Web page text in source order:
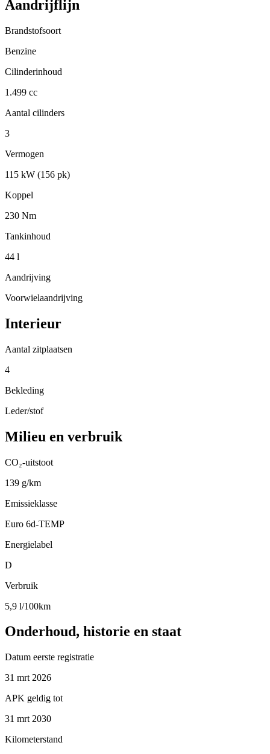
Aandrijflijn
Brandstofsoort
Benzine
Cilinderinhoud
1.499 cc
Aantal cilinders
3
Vermogen
115 kW (156 pk)
Koppel
230 Nm
Tankinhoud
44 l
Aandrijving
Voorwielaandrijving
Interieur
Aantal zitplaatsen
4
Bekleding
Leder/stof
Milieu en verbruik
CO₂-uitstoot
139 g/km
Emissieklasse
Euro 6d-TEMP
Energielabel
D
Verbruik
5,9 l/100km
Onderhoud, historie en staat
Datum eerste registratie
31 mrt 2026
APK geldig tot
31 mrt 2030
Kilometerstand